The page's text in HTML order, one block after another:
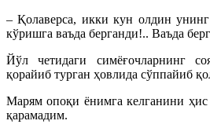
– Қолаверса, икки кун олдин
кўришга ваъда берганди!.. Ваъда
Йўл четидаги симёғочларнинг
қорайиб турган ҳовлида сўппайиб
Марям опоқи ёнимга келганини
қарамадим.